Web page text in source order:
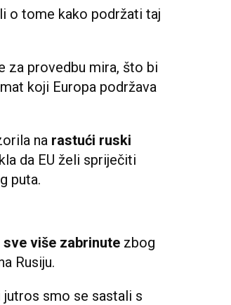
o tome kako podržati taj
za provedbu mira, što bi
koji Europa podržava
na rastući ruski
da EU želi spriječiti
puta.
više zabrinute zbog
Rusiju.
smo se sastali s